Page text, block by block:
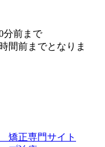
前まで
前までとなりま